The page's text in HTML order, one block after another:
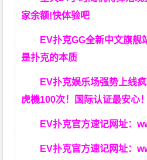
家余额!快体验吧
EV扑克GG全新中文旗舰
是扑克的本质
EV扑克娱乐场强势上线
虎機100次！国际认证最安心！
EV扑克官方速记网址：
EV扑克官方速记网址：